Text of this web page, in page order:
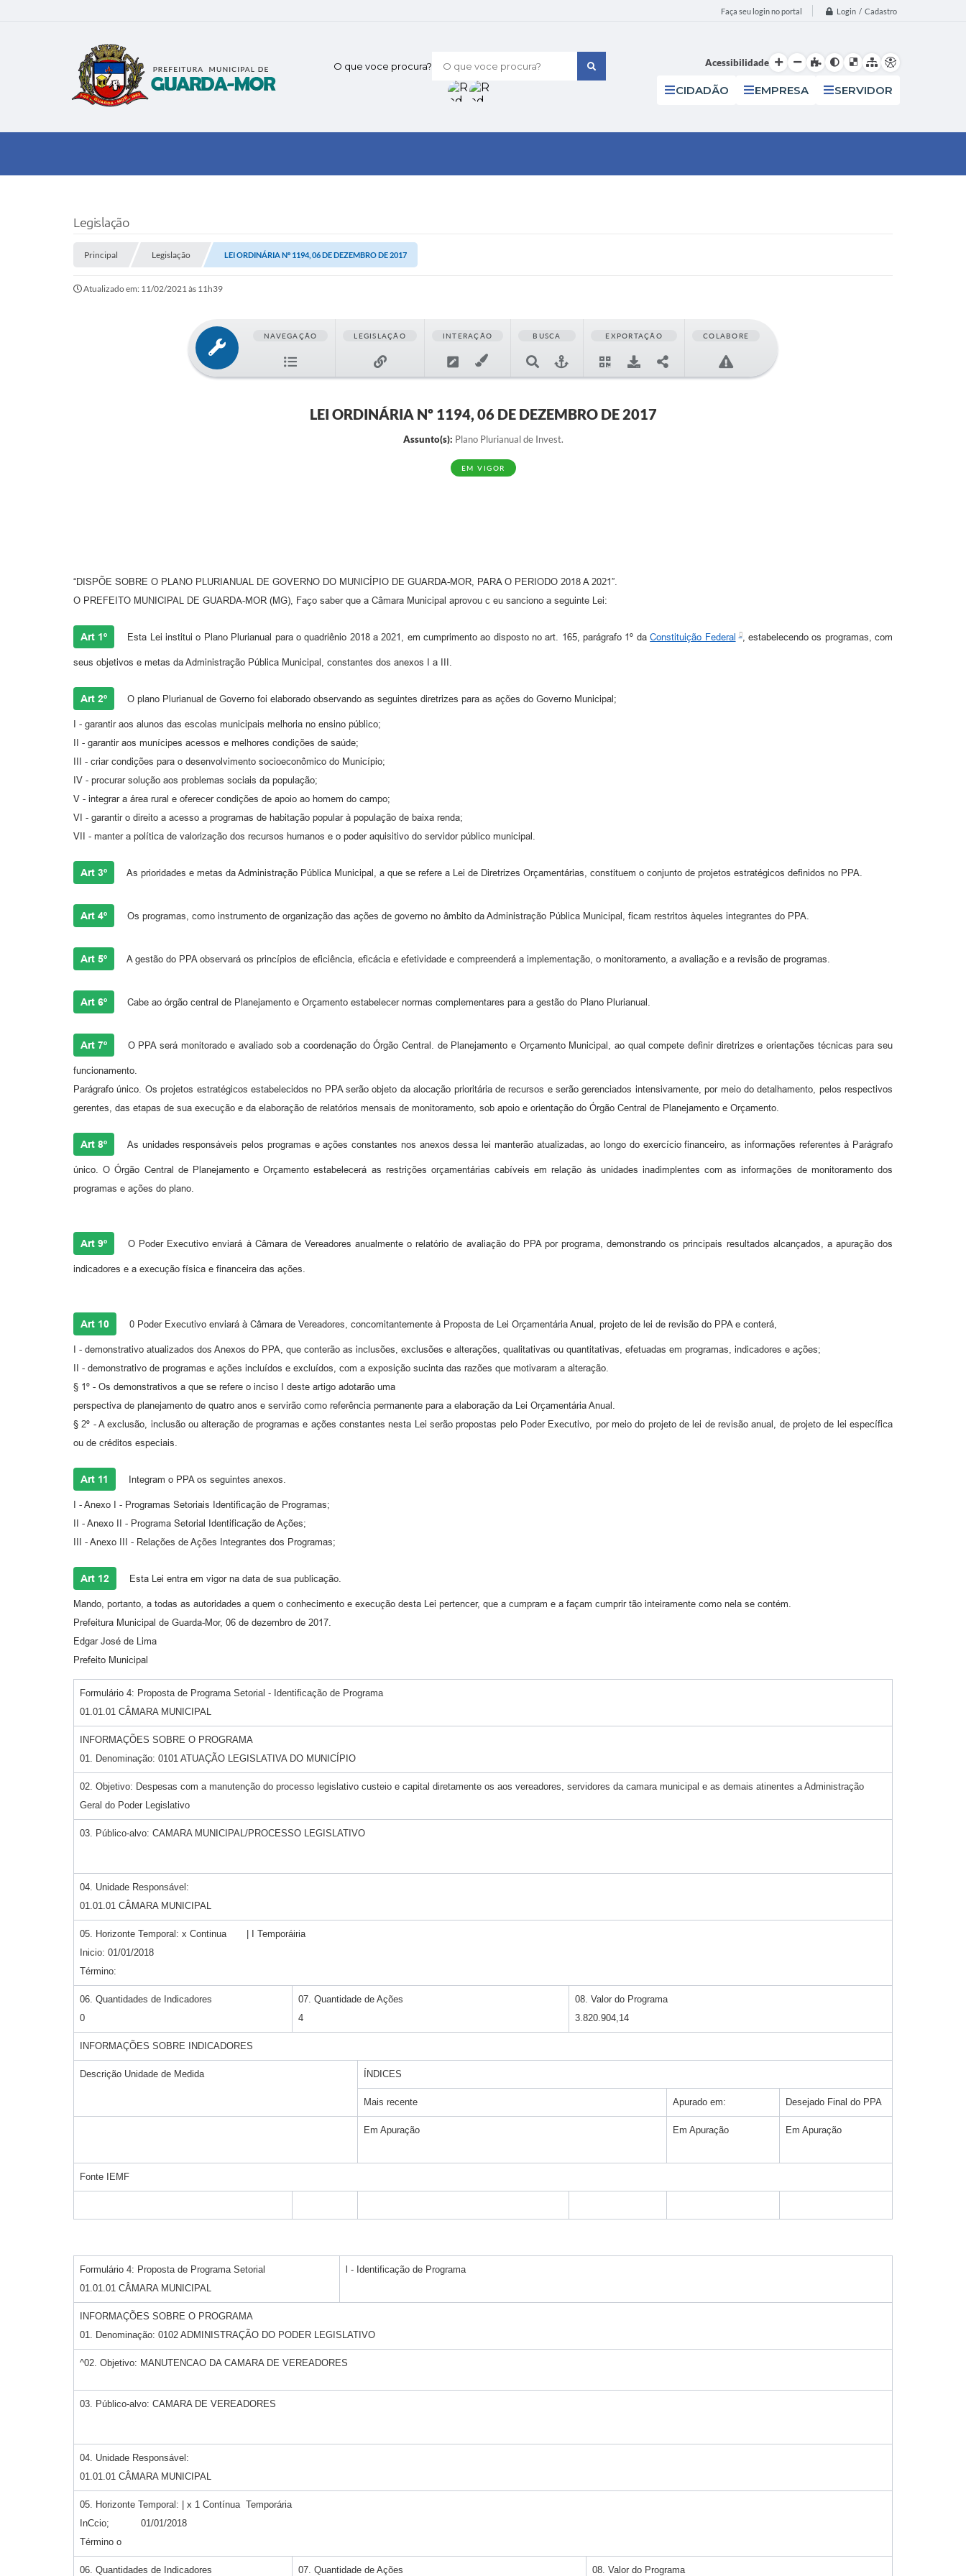
Faça seu login no portal Login / Cadastro
O que voce procura? Acessibilidade
CIDADÃO EMPRESA SERVIDOR
Legislação
Principal Legislação LEI ORDINÁRIA Nº 1194, 06 DE DEZEMBRO DE 2017
Atualizado em: 11/02/2021 às 11h39
NAVEGAÇÃO LEGISLAÇÃO INTERAÇÃO BUSCA EXPORTAÇÃO COLABORE
LEI ORDINÁRIA Nº 1194, 06 DE DEZEMBRO DE 2017
Assunto(s): Plano Plurianual de Invest.
EM VIGOR
“DISPÕE SOBRE O PLANO PLURIANUAL DE GOVERNO DO MUNICÍPIO DE GUARDA-MOR, PARA O PERIODO 2018 A 2021”.
O PREFEITO MUNICIPAL DE GUARDA-MOR (MG), Faço saber que a Câmara Municipal aprovou c eu sanciono a seguinte Lei:
Art 1º Esta Lei institui o Plano Plurianual para o quadriênio 2018 a 2021, em cumprimento ao disposto no art. 165, parágrafo 1º daConstituição Federal , estabelecendo os programas, com
seus objetivos e metas da Administração Pública Municipal, constantes dos anexos I a III.
Art 2º O plano Plurianual de Governo foi elaborado observando as seguintes diretrizes para as ações do Governo Municipal;
I - garantir aos alunos das escolas municipais melhoria no ensino público;
II - garantir aos munícipes acessos e melhores condições de saúde;
III - criar condições para o desenvolvimento socioeconômico do Município;
IV - procurar solução aos problemas sociais da população;
V - integrar a área rural e oferecer condições de apoio ao homem do campo;
VI - garantir o direito a acesso a programas de habitação popular à população de baixa renda;
VII - manter a política de valorização dos recursos humanos e o poder aquisitivo do servidor público municipal.
Art 3º As prioridades e metas da Administração Pública Municipal, a que se refere a Lei de Diretrizes Orçamentárias, constituem o conjunto de projetos estratégicos definidos no PPA.
Art 4º Os programas, como instrumento de organização das ações de governo no âmbito da Administração Pública Municipal, ficam restritos àqueles integrantes do PPA.
Art 5º A gestão do PPA observará os princípios de eficiência, eficácia e efetividade e compreenderá a implementação, o monitoramento, a avaliação e a revisão de programas.
Art 6º Cabe ao órgão central de Planejamento e Orçamento estabelecer normas complementares para a gestão do Plano Plurianual.
Art 7º O PPA será monitorado e avaliado sob a coordenação do Órgão Central. de Planejamento e Orçamento Municipal, ao qual compete definir diretrizes e orientações técnicas para seu
funcionamento.
Parágrafo único. Os projetos estratégicos estabelecidos no PPA serão objeto da alocação prioritária de recursos e serão gerenciados intensivamente, por meio do detalhamento, pelos respectivos
gerentes, das etapas de sua execução e da elaboração de relatórios mensais de monitoramento, sob apoio e orientação do Órgão Central de Planejamento e Orçamento.
Art 8º As unidades responsáveis pelos programas e ações constantes nos anexos dessa lei manterão atualizadas, ao longo do exercício financeiro, as informações referentes à Parágrafo
único. O Órgão Central de Planejamento e Orçamento estabelecerá as restrições orçamentárias cabíveis em relação às unidades inadimplentes com as informações de monitoramento dos
programas e ações do plano.
Art 9º O Poder Executivo enviará à Câmara de Vereadores anualmente o relatório de avaliação do PPA por programa, demonstrando os principais resultados alcançados, a apuração dos
indicadores e a execução física e financeira das ações.
Art 10 0 Poder Executivo enviará à Câmara de Vereadores, concomitantemente à Proposta de Lei Orçamentária Anual, projeto de lei de revisão do PPA e conterá,
I - demonstrativo atualizados dos Anexos do PPA, que conterão as inclusões, exclusões e alterações, qualitativas ou quantitativas, efetuadas em programas, indicadores e ações;
II - demonstrativo de programas e ações incluídos e excluídos, com a exposição sucinta das razões que motivaram a alteração.
§ 1º - Os demonstrativos a que se refere o inciso I deste artigo adotarão uma
perspectiva de planejamento de quatro anos e servirão como referência permanente para a elaboração da Lei Orçamentária Anual.
§ 2º - A exclusão, inclusão ou alteração de programas e ações constantes nesta Lei serão propostas pelo Poder Executivo, por meio do projeto de lei de revisão anual, de projeto de lei específica
ou de créditos especiais.
Art 11 Integram o PPA os seguintes anexos.
I - Anexo I - Programas Setoriais Identificação de Programas;
II - Anexo II - Programa Setorial Identificação de Ações;
III - Anexo III - Relações de Ações Integrantes dos Programas;
Art 12 Esta Lei entra em vigor na data de sua publicação.
Mando, portanto, a todas as autoridades a quem o conhecimento e execução desta Lei pertencer, que a cumpram e a façam cumprir tão inteiramente como nela se contém.
Prefeitura Municipal de Guarda-Mor, 06 de dezembro de 2017.
Edgar José de Lima
Prefeito Municipal
Formulário 4: Proposta de Programa Setorial - Identificação de Programa
01.01.01 CÂMARA MUNICIPAL
INFORMAÇÕES SOBRE O PROGRAMA
01. Denominação: 0101 ATUAÇÃO LEGISLATIVA DO MUNICÍPIO
02. Objetivo: Despesas com a manutenção do processo legislativo custeio e capital diretamente os aos vereadores, servidores da camara municipal e as demais atinentes a Administração
Geral do Poder Legislativo
03. Público-alvo: CAMARA MUNICIPAL/PROCESSO LEGISLATIVO
04. Unidade Responsável:
01.01.01 CÂMARA MUNICIPAL
05. Horizonte Temporal: x Continua | I Temporáiria
Inicio: 01/01/2018
Término:
06. Quantidades de Indicadores
0
07. Quantidade de Ações
4
08. Valor do Programa
3.820.904,14
INFORMAÇÕES SOBRE INDICADORES
Descrição Unidade de Medida ÍNDICES
Mais recente Apurado em: Desejado Final do PPA
Em Apuração Em Apuração Em Apuração
Fonte IEMF
Formulário 4: Proposta de Programa Setorial
01.01.01 CÂMARA MUNICIPAL
l - Identificação de Programa
INFORMAÇÕES SOBRE O PROGRAMA
01. Denominação: 0102 ADMINISTRAÇÃO DO PODER LEGISLATIVO
^02. Objetivo: MANUTENCAO DA CAMARA DE VEREADORES
03. Público-alvo: CAMARA DE VEREADORES
04. Unidade Responsável:
01.01.01 CÂMARA MUNICIPAL
05. Horizonte Temporal: | x 1 Contínua Temporária
InCcio; 01/01/2018
Término o
06. Quantidades de Indicadores 07. Quantidade de Ações 08. Valor do Programa